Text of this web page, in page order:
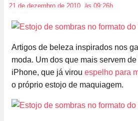
21 de dezembro de 2010, às 09:26h
Artigos de beleza inspirados nos
moda. Um dos que mais servem
iPhone, que já virou espelho para
o próprio estojo de maquiagem.